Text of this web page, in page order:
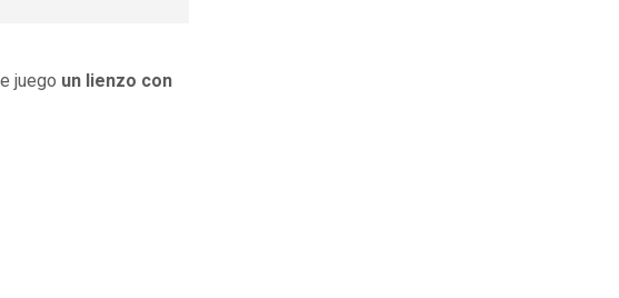
juego un lienzo con